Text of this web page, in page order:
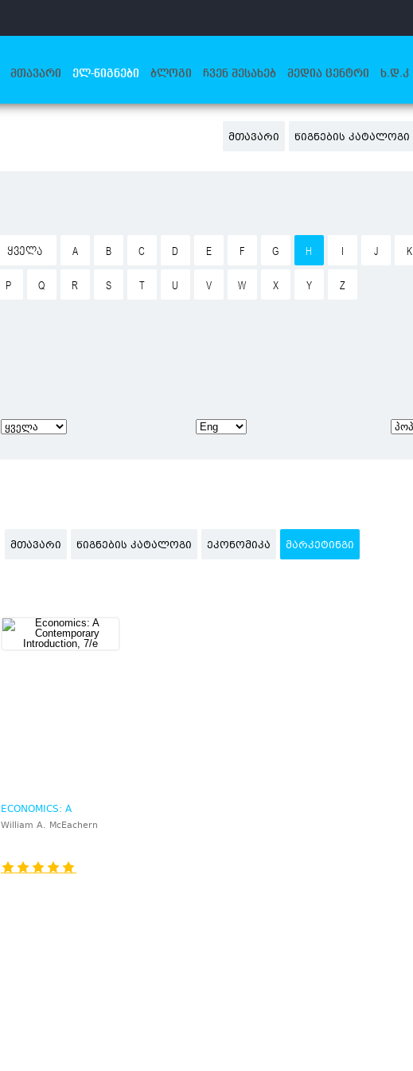
ᲛᲗᲐᲕᲐᲠᲘ ᲔᲚ-ᲬᲘᲒᲜᲔᲑᲘ ᲑᲚᲝᲒᲘ ᲩᲕᲔᲜ ᲨᲔᲡᲐᲮᲔᲑ ᲛᲔᲓᲘᲐ ᲪᲔᲜᲢᲠᲘ Ხ.Დ.Კ
ᲛᲗᲐᲕᲐᲠᲘ ᲬᲘᲒᲜᲔᲑᲘᲡ ᲙᲐᲢᲐᲚᲝᲒᲘ
ᲧᲕᲔᲚᲐ A B C D E F G H J K
P Q R S T U V W X Y Z
ᲛᲗᲐᲕᲐᲠᲘ ᲬᲘᲒᲜᲔᲑᲘᲡ ᲙᲐᲢᲐᲚᲝᲒᲘ ᲔᲙᲝᲜᲝᲛᲘᲙᲐ ᲛᲐᲠᲙᲔᲢᲘᲜᲒᲘ
ECONOMICS: A
CONTEMPORARY
William A. McEachern